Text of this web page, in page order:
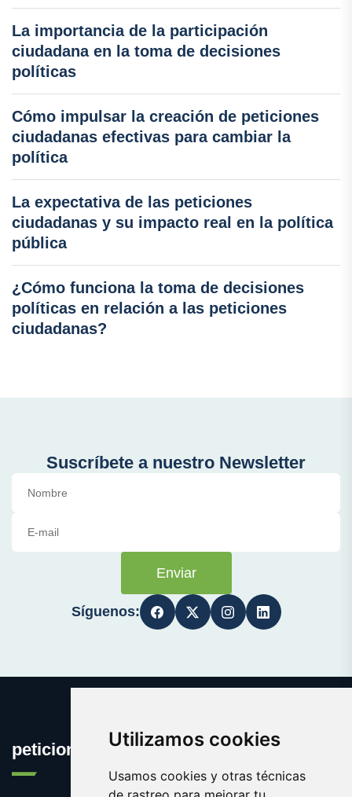
Utilizamos cookies
Usamos cookies y otras técnicas
La importancia de la participación
ciudadana en la toma de decisiones
políticas
Cómo impulsar la creación de peticiones
ciudadanas efectivas para cambiar la
política
La expectativa de las peticiones
ciudadanas y su impacto real en la política
pública
¿Cómo funciona la toma de decisiones
políticas en relación a las peticiones
ciudadanas?
Suscríbete a nuestro Newsletter
Enviar
Síguenos:
peticionpopular.com